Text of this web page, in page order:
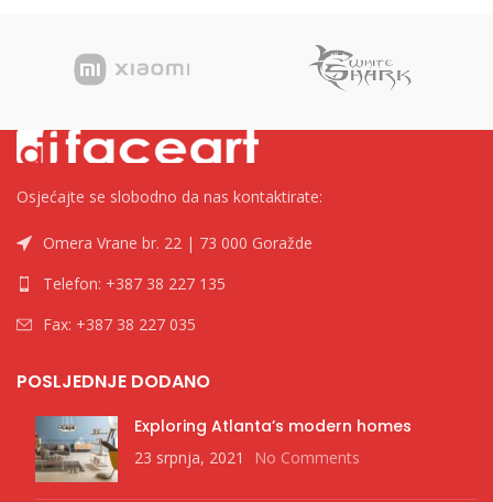
Osjećajte se slobodno da nas kontaktirate:
Omera Vrane br. 22 | 73 000 Goražde
Telefon: +387 38 227 135
Fax: +387 38 227 035
POSLJEDNJE DODANO
Exploring Atlanta’s modern homes
23 srpnja, 2021 No Comments